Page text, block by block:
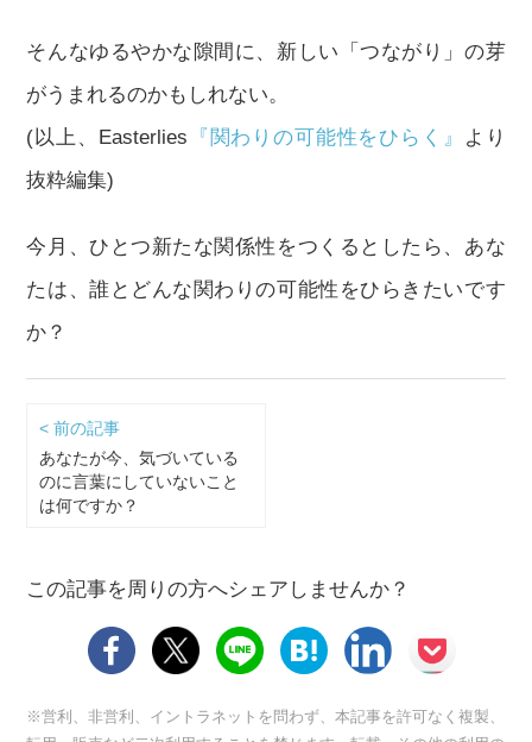
そんなゆるやかな隙間に、新しい「つながり」の芽
がうまれるのかもしれない。
(以上、Easterlies 『関わりの可能性をひらく』
より
抜粋編集)
今月、ひとつ新たな関係性をつくるとしたら、あな
たは、誰とどんな関わりの可能性をひらきたいです
か？
< 前の記事
あなたが今、気づいている
のに言葉にしていないこと
は何ですか？
この記事を周りの方へシェアしませんか？
※営利、非営利、イントラネットを問わず、本記事を許可なく複製、